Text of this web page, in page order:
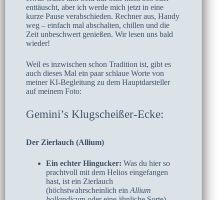
enttäuscht, aber ich werde mich jetzt in eine
kurze Pause verabschieden. Rechner aus, Handy
weg – einfach mal abschalten, chillen und die
Zeit unbeschwert genießen. Wir lesen uns bald
wieder!
Weil es inzwischen schon Tradition ist, gibt es
auch dieses Mal ein paar schlaue Worte von
meiner KI-Begleitung zu dem Hauptdarsteller
auf meinem Foto:
Gemini’s Klugscheißer-Ecke:
Der Zierlauch (Allium)
Ein echter Hingucker: Was du hier so
prachtvoll mit dem Helios eingefangen
hast, ist ein Zierlauch
(höchstwahrscheinlich ein Allium